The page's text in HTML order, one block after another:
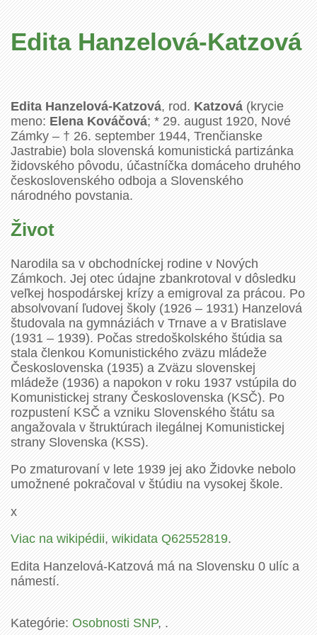
Edita Hanzelová-Katzová
Edita Hanzelová-Katzová, rod.Katzová(krycie
meno:Elena Kováčová; * 29. august 1920, Nové
Zámky – † 26. september 1944, Trenčianske
Jastrabie) bola slovenská komunistická partizánka
židovského pôvodu, účastníčka domáceho druhého
československého odboja a Slovenského
národného povstania.
Život
Narodila sa v obchodníckej rodine v Nových
Zámkoch. Jej otec údajne zbankrotoval v dôsledku
veľkej hospodárskej krízy a emigroval za prácou. Po
absolvovaní ľudovej školy (1926 – 1931) Hanzelová
študovala na gymnáziách v Trnave a v Bratislave
(1931 – 1939). Počas stredoškolského štúdia sa
stala členkou Komunistického zväzu mládeže
Československa (1935) a Zväzu slovenskej
mládeže (1936) a napokon v roku 1937 vstúpila do
Komunistickej strany Československa (KSČ). Po
rozpustení KSČ a vzniku Slovenského štátu sa
angažovala v štruktúrach ilegálnej Komunistickej
strany Slovenska (KSS).
Po zmaturovaní v lete 1939 jej ako Židovke nebolo
umožnené pokračoval v štúdiu na vysokej škole.
x
Viac na wikipédii,wikidata Q62552819.
Edita Hanzelová-Katzová má na Slovensku 0 ulíc a
námestí.
Kategórie:Osobnosti SNP, .